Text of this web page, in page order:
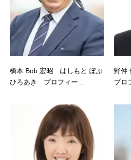
橋本 Bob 宏昭 はしもと ぼぶ
ひろあき プロフィー...
野仲
プロ